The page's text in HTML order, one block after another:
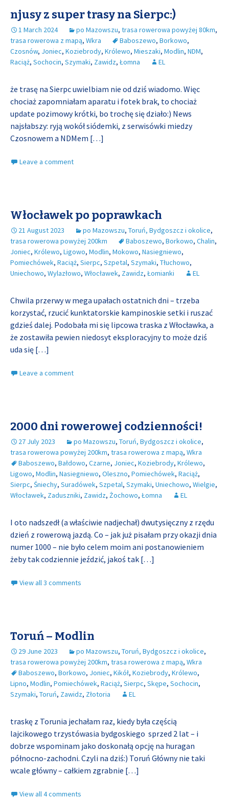
njusy z super trasy na Sierpc:)
1 March 2024 po Mazowszu, trasa rowerowa powyżej 80km,
trasa rowerowa z mapą, Wkra Baboszewo, Borkowo,
Czosnów, Joniec, Koziebrody, Królewo, Mieszaki, Modlin, NDM,
Raciąż, Sochocin, Szymaki, Zawidz, Łomna EL
że trasę na Sierpc uwielbiam nie od dziś wiadomo. Więc
chociaż zapomniałam aparatu i fotek brak, to chociaż
update pozimowy krótki, bo trochę się działo:) News
najsłabszy: ryją wokół siódemki, z serwisówki miedzy
Czosnowem a NDMem […]
Leave a comment
Włocławek po poprawkach
21 August 2023 po Mazowszu, Toruń, Bydgoszcz i okolice,
trasa rowerowa powyżej 200km
Baboszewo, Borkowo, Chalin,
Joniec, Królewo, Ligowo, Modlin, Mokowo, Nasiegniewo,
Pomiechówek, Raciąż, Sierpc, Szpetal, Szymaki, Tłuchowo,
Uniechowo, Wylazłowo, Włocławek, Zawidz, Łomianki EL
Chwila przerwy w mega upałach ostatnich dni – trzeba
korzystać, rzucić kunktatorskie kampinoskie setki i ruszać
gdzieś dalej. Podobała mi się lipcowa traska z Włocławka, a
że zostawiła pewien niedosyt eksploracyjny to może dziś
uda się […]
Leave a comment
2000 dni rowerowej codzienności!
27 July 2023 po Mazowszu, Toruń, Bydgoszcz i okolice,
trasa rowerowa powyżej 200km, trasa rowerowa z mapą, Wkra
Baboszewo, Bałdowo, Czarne, Joniec, Koziebrody, Królewo,
Ligowo, Modlin, Nasiegniewo, Oleszno, Pomiechówek, Raciąż,
Sierpc, Śniechy, Suradówek, Szpetal, Szymaki, Uniechowo, Wielgie,
Włocławek, Zaduszniki, Zawidz, Żochowo, Łomna EL
I oto nadszedł (a właściwie nadjechał) dwutysięczny z rzędu
dzień z rowerową jazdą. Co – jak już pisałam przy okazji dnia
numer 1000 – nie było celem moim ani postanowieniem
żeby tak codziennie jeździć, jakoś tak […]
View all 3 comments
Toruń – Modlin
29 June 2023 po Mazowszu, Toruń, Bydgoszcz i okolice,
trasa rowerowa powyżej 200km, trasa rowerowa z mapą, Wkra
Baboszewo, Borkowo, Joniec, Kikół, Koziebrody, Królewo,
Lipno, Modlin, Pomiechówek, Raciąż, Sierpc, Skępe, Sochocin,
Szymaki, Toruń, Zawidz, Złotoria EL
traskę z Torunia jechałam raz, kiedy była częścią
lajcikowego trzystówasia bydgoskiego sprzed 2 lat – i
dobrze wspominam jako doskonałą opcję na huragan
północno-zachodni. Czyli na dziś:) Toruń Główny nie taki
wcale główny – całkiem zgrabnie […]
View all 4 comments